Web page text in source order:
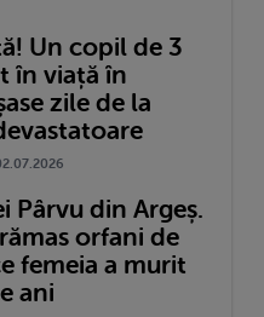
Un copil de 3
în viață în
zile de la
Pârvu din Argeș.
orfani de
femeia a murit
ani